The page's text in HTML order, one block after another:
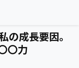
の成長要因。
〇力